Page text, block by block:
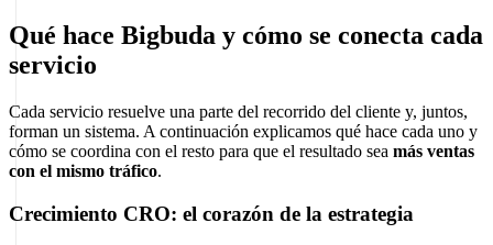
Qué hace Bigbuda y cómo se conecta cada
servicio
Cada servicio resuelve una parte del recorrido del cliente y, juntos,
forman un sistema. A continuación explicamos qué hace cada uno y
cómo se coordina con el resto para que el resultado sea más ventas
con el mismo tráfico.
Crecimiento CRO: el corazón de la estrategia